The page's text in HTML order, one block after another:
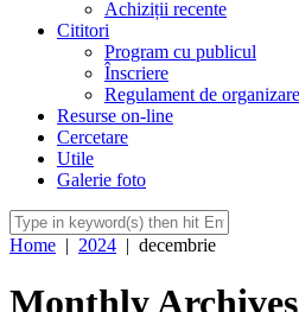
Achiziții recente
Cititori
Program cu publicul
Înscriere
Regulament de
Resurse on-line
Cercetare
Utile
Galerie foto
Home | 2024 | decembrie
Monthly